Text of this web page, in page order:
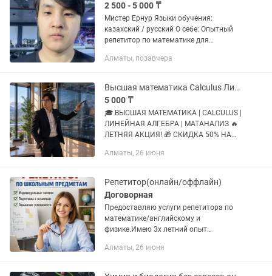
2 500 - 5 000 ₸
Мистер Ернур Языки обучения:
казахский / русский О себе: Опытный
репетитор по математике для
ученикам достигать высоких
знаниях и...
Алматы, позавчера
Высшая математика Calculus Линейная алгебра Матанализ Онлайн Репетитор
5 000 ₸
🎓 ВЫСШАЯ МАТЕМАТИКА | CALCULUS |
ЛИНЕЙНАЯ АЛГЕБРА | МАТАНАЛИЗ 🔥
ЛЕТНЯЯ АКЦИЯ! 🎁 СКИДКА 50% НА
ОПЛАТЕ МЕСЯЧНОГО КУРСА
математикой в...
Алматы, 26 июня
Репетитор(онлайн/оффлайн)
Договорная
Предоставляю услуги репетитора по
математике/английскому и
физике.Имею 3х летний опыт
дошкольным,школьникам и студентам
подход под каждого ученика и...
Алматы, 26 июня